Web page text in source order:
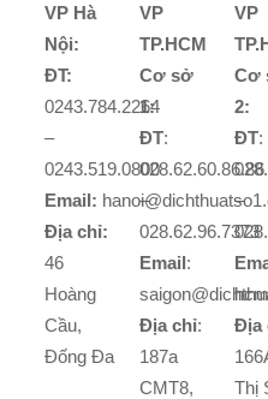
VP Hà
Nội:
ĐT:
0243.784.2264
–
0243.519.0800
Email:
Địa chỉ:
46
Hoàng
Cầu,
Đống Đa
VP
TP.HCM
Cơ sở
1:
ĐT:
028.62.60.86.86
–
028.62.96.7373
Email:
Địa chỉ:
187a
CMT8,
VP
Cơ
2:
ĐT:
–
Địa
Thị